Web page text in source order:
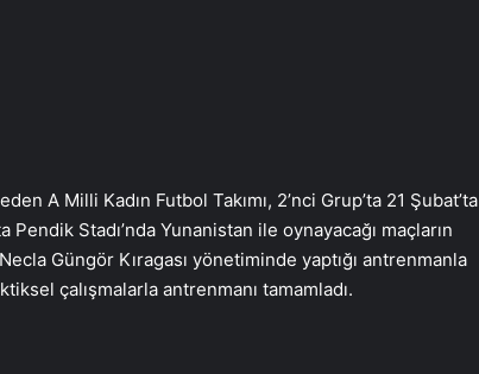
A Milli Kadın Futbol Takımı, 2’nci Grup’ta 21 Şubat’ta
Stadı’nda Yunanistan ile oynayacağı maçların
Güngör Kıragası yönetiminde yaptığı antrenmanla
çalışmalarla antrenmanı tamamladı.